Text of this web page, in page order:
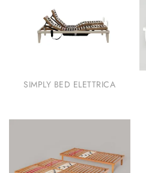
SIMPLY BED ELETTRICA